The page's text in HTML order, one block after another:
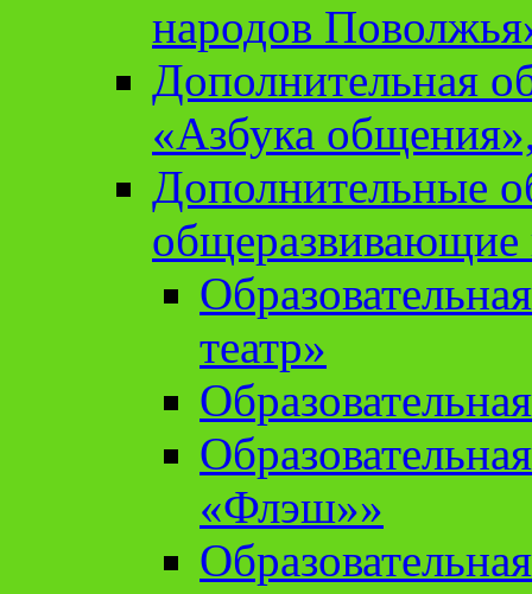
народов
Дополнительная
«Азбука
Дополнительные
театр»
«Флэш»»